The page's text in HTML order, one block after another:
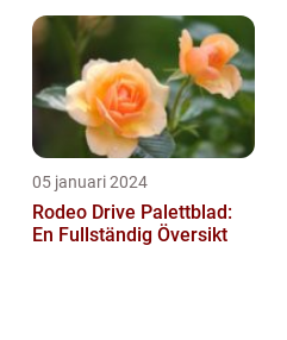
05 januari 2024
Rodeo Drive Palettblad:
En Fullständig Översikt